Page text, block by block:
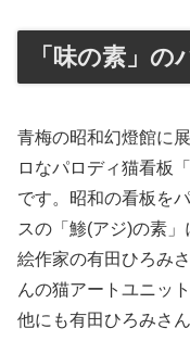
「味の素」
青梅の昭和幻燈館に
ロなパロディ猫看板
です。昭和の看板を
スの「鯵(アジ)の素
絵作家の有田ひろみ
んの猫アートユニッ
他にも有田ひろみさ